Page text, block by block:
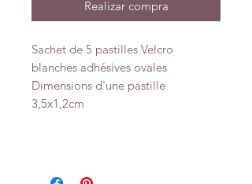
Realizar compra
Sachet de 5 pastilles Velcro
blanches adhésives ovales
Dimensions d'une pastille
3,5x1,2cm